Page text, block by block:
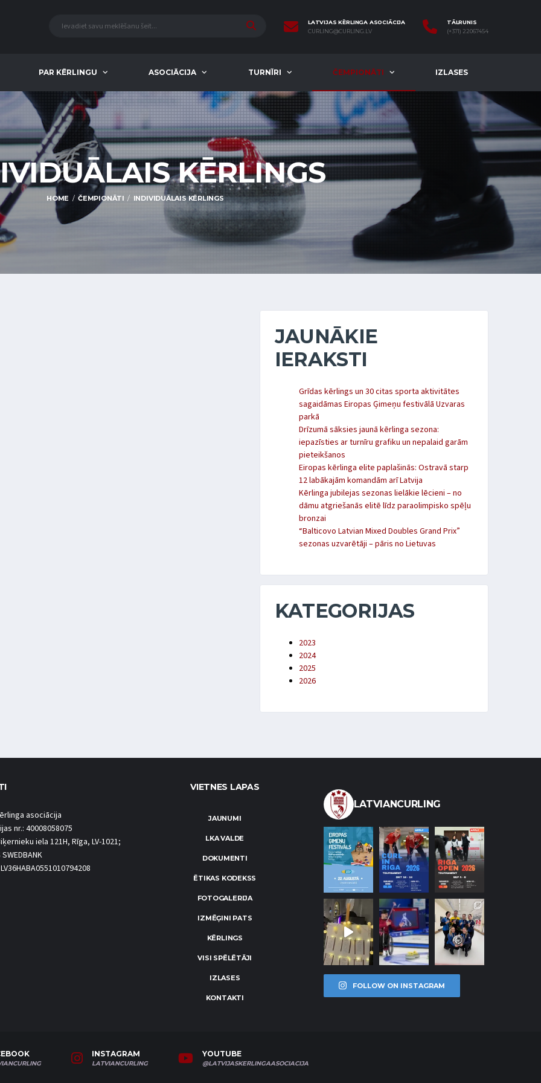
LATVIJAS KĒRLINGA ASOCIĀCIJA
CURLING@CURLING.LV
TĀLRUNIS
(+371) 22067454
PAR KĒRLINGU ASOCIĀCIJA TURNĪRI ČEMPIONĀTI IZLASES
KĒRLINGS
HOME ČEMPIONĀTI INDIVIDUĀLAIS KĒRLINGS
JAUNĀKIE
IERAKSTI
Grīdas kērlings un 30 citas sporta aktivitātes
sagaidāmas Eiropas Ģimeņu festivālā Uzvaras
parkā
Drīzumā sāksies jaunā kērlinga sezona:
iepazīsties ar turnīru grafiku un nepalaid garām
pieteikšanos
Eiropas kērlinga elite paplašinās: Ostravā starp
12 labākajām komandām arī Latvija
Kērlinga jubilejas sezonas lielākie lēcieni – no
dāmu atgriešanās elitē līdz paraolimpisko spēļu
bronzai
“Balticovo Latvian Mixed Doubles Grand Prix”
sezonas uzvarētāji – pāris no Lietuvas
KATEGORIJAS
2023
2024
2025
2026
asociācija
nr.: 40008058075
iela 121H, Rīga, LV-1021;
VIETNES LAPAS
JAUNUMI
LKA VALDE
DOKUMENTI
ĒTIKAS KODEKSS
FOTOGALERIJA
IZMĒĢINI PATS
KĒRLINGS
VISI SPĒLĒTĀJI
IZLASES
KONTAKTI
LATVIANCURLING
FOLLOW ON INSTAGRAM
INSTAGRAM
LATVIANCURLING
YOUTUBE
@LATVIJASKERLINGAASOCIACIJA